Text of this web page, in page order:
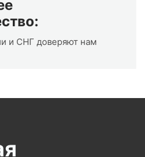
и СНГ доверяют нам